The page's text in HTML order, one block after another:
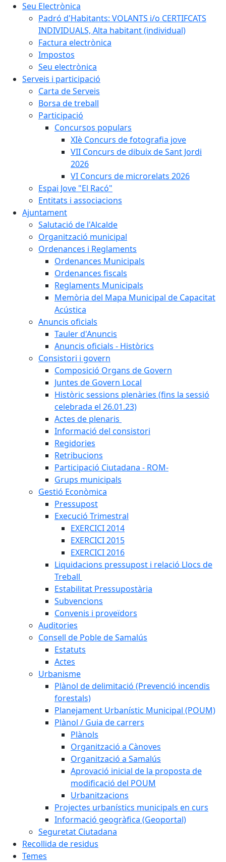
Seu Electrònica
Padró d'Habitants: VOLANTS i/o CERTIFCATS
INDIVIDUALS, Alta habitant (individual)
Factura electrònica
Impostos
Seu electrònica
Serveis i participació
Carta de Serveis
Borsa de treball
Participació
Concursos populars
XIè Concurs de fotografia jove
VII Concurs de dibuix de Sant Jordi
2026
VI Concurs de microrelats 2026
Espai Jove "El Racó"
Entitats i associacions
Ajuntament
Salutació de l'Alcalde
Organització municipal
Ordenances i Reglaments
Ordenances Municipals
Ordenances fiscals
Reglaments Municipals
Memòria del Mapa Municipal de Capacitat
Acústica
Anuncis oficials
Tauler d'Anuncis
Anuncis oficials - Històrics
Consistori i govern
Composició Organs de Govern
Juntes de Govern Local
Històric sessions plenàries (fins la sessió
celebrada el 26.01.23)
Actes de plenaris
Informació del consistori
Regidories
Retribucions
Participació Ciutadana - ROM-
Grups municipals
Gestió Econòmica
Pressupost
Execució Trimestral
EXERCICI 2014
EXERCICI 2015
EXERCICI 2016
Liquidacions pressupost i relació Llocs de
Treball
Estabilitat Pressupostària
Subvencions
Convenis i proveïdors
Auditories
Consell de Poble de Samalús
Estatuts
Actes
Urbanisme
Plànol de delimitació (Prevenció incendis
forestals)
Planejament Urbanístic Municipal (POUM)
Plànol / Guia de carrers
Plànols
Organització a Cànoves
Organització a Samalús
Aprovació inicial de la proposta de
modificació del POUM
Urbanitzacions
Projectes urbanístics municipals en curs
Informació geogràfica (Geoportal)
Seguretat Ciutadana
Recollida de residus
Temes